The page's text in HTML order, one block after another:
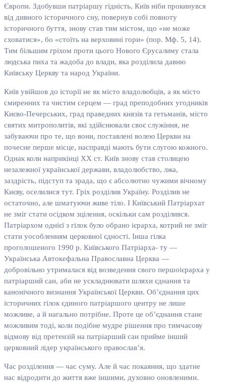
Європи. Здобувши патріаршу гідність, Київ ніби прокинувся
від дивного історичного сну, повернув собі повноту
історичного буття, знову став тим містом, що «не може
сховатися», бо «стоїть на верховині гори» (пор. Мф. 5, 14).
Тим більшим гріхом проти цього Нового Єрусалиму стала
людська пиха та жадоба до влади, яка розділила давню
Київську Церкву та народ України.
Київ увійшов до історії не як місто владолюбців, а як місто
смиренних та чистим серцем — град преподобних угодників
Києво-Печерських, град праведних князів та гетьманів, місто
святих митрополитів, які здійснювали своє служіння, не
забуваючи про те, що вони, поставлені волею Церкви на
почесне перше місце, насправді мають бути слугою кожного.
Однак коли наприкінці ХХ ст. Київ знову став столицею
незалежної української держави, владолюбство, лжа,
заздрість, підступ та зрада, що є абсолютно чужими вічному
Києву, оселилися тут. Гріх розділив Україну. Розділив не
остаточно, але шматуючи живе тіло. І Київський Патріархат
не зміг стати осідком зцілення, оскільки сам розділився.
Патріархом однієї з гілок було обрано ієрарха, котрий не зміг
стати уособленням церковної єдності. Інша гілка
проголошеного 1990 р. Київського Патріарха- ту —
Українська Автокефальна Православна Церква —
добровільно утрималася від возведення свого першоієрарха у
патріарший сан, аби не ускладнювати шляхи єднання та
канонічного визнання Української Церкви. Об’єднання цих
історичних гілок єдиного патріаршого центру не лише
можливе, а й нагально потрібне. Проте це об’єднання стане
можливим тоді, коли подібне мудре рішення про тимчасову
відмову від претензій на патріарший сан прийме інший
церковний лідер українського православ’я.
Час розділення — час суму. Але й час покаяння, що здатне
нас відродити до життя вже іншими, духовно оновленими.